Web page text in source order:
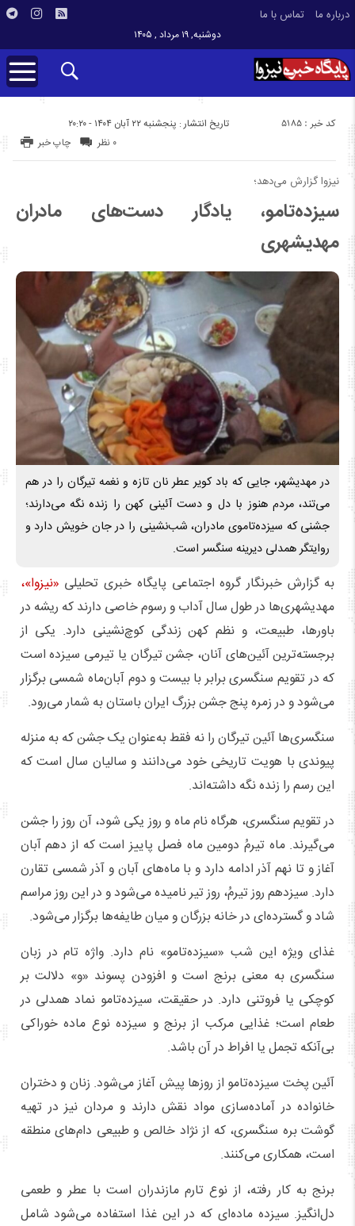
درباره ما تماس با ما
دوشنبه, ۱۹ مرداد , ۱۴۰۵
تاریخ انتشار : پنجشنبه ۲۲ آبان ۱۴۰۴ - ۲۰:۲۰ کد خبر : 5185
چاپ خبر ۰ نظر
نیزوا گزارش می‌دهد؛
سیزده‌تامو، یادگار دست‌های مادران
مهدیشهری
در مهدیشهر، جایی که باد کویر عطر نان تازه و نغمه تیرگان را در هم
می‌تند، مردم هنوز با دل و دست آئینی کهن را زنده نگه می‌دارند؛
جشنی که سیزده‌تاموی مادران، شب‌نشینی را در جان خویش دارد و
روایتگر همدلی دیرینه سنگسر است.
به گزارش خبرنگار گروه اجتماعی پایگاه خبری تحلیلی «نیزوا»،
مهدیشهری‌ها در طول سال آداب و رسوم خاصی دارند که ریشه در
باورها، طبیعت، و نظم کهن زندگی کوچ‌نشینی دارد. یکی از
برجسته‌ترین آئین‌های آنان، جشن تیرگان یا تیرمی سیزده است
که در تقویم سنگسری برابر با بیست‌ و دوم آبان‌ماه شمسی برگزار
می‌شود و در زمره پنج جشن بزرگ ایران باستان به شمار می‌رود.
سنگسری‌ها آئین تیرگان را نه‌ فقط به‌عنوان یک جشن که به‌ منزله
پیوندی با هویت تاریخی خود می‌دانند و سالیان سال است که
این رسم را زنده نگه‌ داشته‌اند.
در تقویم سنگسری، هرگاه نام ماه و روز یکی شود، آن روز را جشن
می‌گیرند. ماه تیرمُ دومین ماه فصل پاییز است که از دهم آبان
آغاز و تا نهم آذر ادامه دارد و با ماه‌های آبان و آذر شمسی تقارن
دارد. سیزدهم روز تیرمُ، روز تیر نامیده می‌شود و در این روز مراسم
شاد و گسترده‌ای در خانه بزرگان و میان طایفه‌ها برگزار می‌شود.
غذای ویژه این شب «سیزد‌ه‌تامو» نام دارد. واژه تام در زبان
سنگسری به معنی برنج است و افزودن پسوند «و» دلالت بر
کوچکی یا فروتنی دارد. در حقیقت، سیزده‌تامو نماد همدلی در
طعام است؛ غذایی مرکب از برنج و سیزده نوع ماده خوراکی
بی‌آنکه تجمل یا افراط در آن باشد.
آئین پخت سیزده‌تامو از روزها پیش آغاز می‌شود. زنان و دختران
خانواده در آماده‌سازی مواد نقش دارند و مردان نیز در تهیه
گوشت بره سنگسری، که از نژاد خالص و طبیعی دام‌های منطقه
است، همکاری می‌کنند.
برنج به‌ کار رفته، از نوع تارم مازندران است با عطر و طعمی
دل‌انگیز. سیزده ماده‌ای که در این غذا استفاده می‌شود شامل